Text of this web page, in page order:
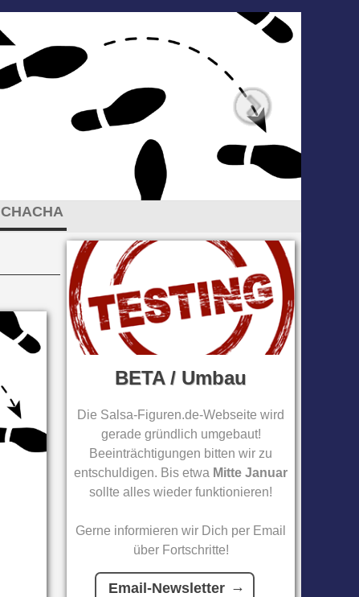
CHACHA
BETA / Umbau
Die Salsa-Figuren.de-Webseite wird
gerade gründlich umgebaut!
Beeinträchtigungen bitten wir zu
entschuldigen. Bis etwa Mitte Januar
sollte alles wieder funktionieren!
Gerne informieren wir Dich per Email
über Fortschritte!
Email-Newsletter